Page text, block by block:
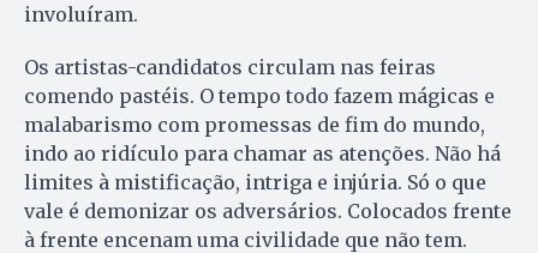
involuíram.
Os artistas-candidatos circulam nas feiras
comendo pastéis. O tempo todo fazem mágicas e
malabarismo com promessas de fim do mundo,
indo ao ridículo para chamar as atenções. Não há
limites à mistificação, intriga e injúria. Só o que
vale é demonizar os adversários. Colocados frente
à frente encenam uma civilidade que não tem.